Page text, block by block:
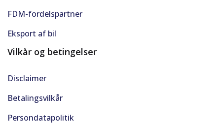
FDM-fordelspartner
Eksport af bil
Vilkår og betingelser
Disclaimer
Betalingsvilkår
Persondatapolitik